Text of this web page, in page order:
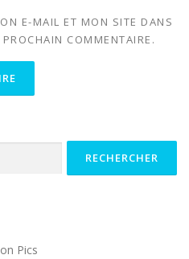
E-MAIL ET MON SITE DANS
COMMENTAIRE.
Pics